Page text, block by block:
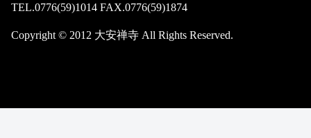
TEL.0776(59)1014 FAX.0776(59)1874
Copyright © 2012 大安禅寺 All Rights Reserved.